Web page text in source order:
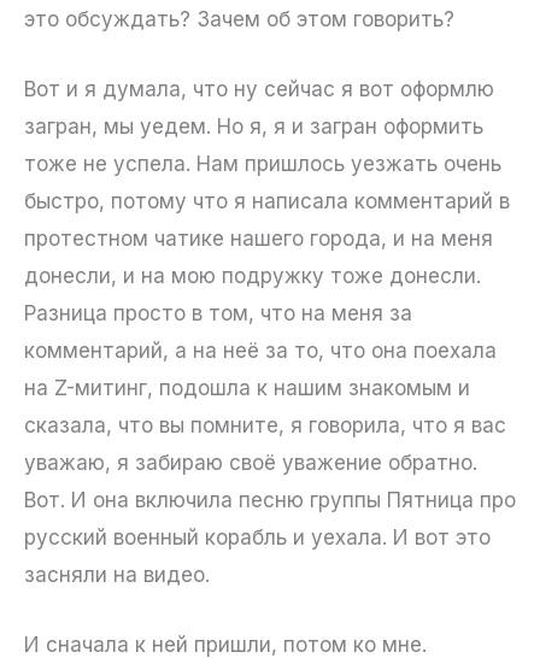
это обсуждать? Зачем об этом говорить?
Вот и я думала, что ну сейчас я вот оформлю
загран, мы уедем. Но я, я и загран оформить
тоже не успела. Нам пришлось уезжать очень
быстро, потому что я написала комментарий в
протестном чатике нашего города, и на меня
донесли, и на мою подружку тоже донесли.
Разница просто в том, что на меня за
комментарий, а на неё за то, что она поехала
на Z-митинг, подошла к нашим знакомым и
сказала, что вы помните, я говорила, что я вас
уважаю, я забираю своё уважение обратно.
Вот. И она включила песню группы Пятница про
русский военный корабль и уехала. И вот это
засняли на видео.
И сначала к ней пришли, потом ко мне.